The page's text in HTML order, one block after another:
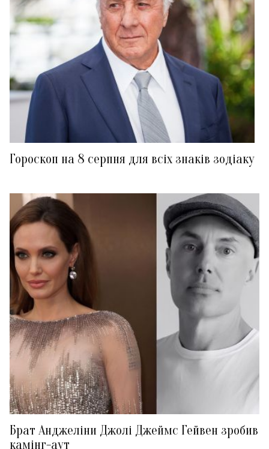
Гороскоп на 8 серпня для всіх знаків зодіаку
Брат Анджеліни Джолі Джеймс Гейвен зробив
камінг-аут